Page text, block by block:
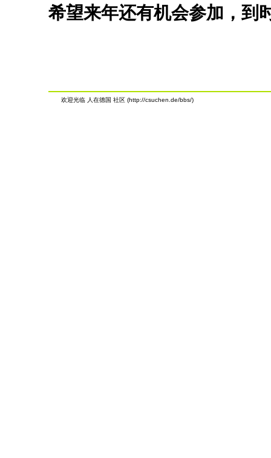
希望来年还有机会参加，到
欢迎光临 人在德国 社区 (http://csuchen.de/bbs/)